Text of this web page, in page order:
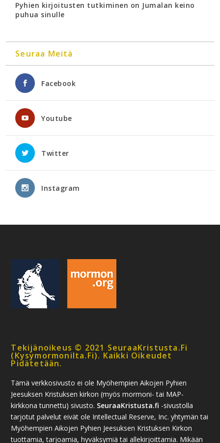
Pyhien kirjoitusten tutkiminen on Jumalan keino
puhua sinulle
Seuraa Meitä
Facebook
Youtube
Twitter
Instagram
Tekijänoikeus © 2021 SeuraaKristusta.fi
(kysymormonilta.fi). Kaikki Oikeudet
Pidätetään.
Tämä verkkosivusto ei ole Myöhempien Aikojen Pyhien
Jeesuksen Kristuksen kirkon (myös mormoni- tai MAP-
kirkkona tunnettu) sivusto. SeuraaKristusta.fi -sivustolla
tarjotut palvelut eivät ole Intellectual Reserve, Inc. yhtymän tai
Myöhempien Aikojen Pyhien Jeesuksen Kristuksen Kirkon
tuottamia, tarjoamia, hyväksymiä tai allekirjoittamia. Mikään